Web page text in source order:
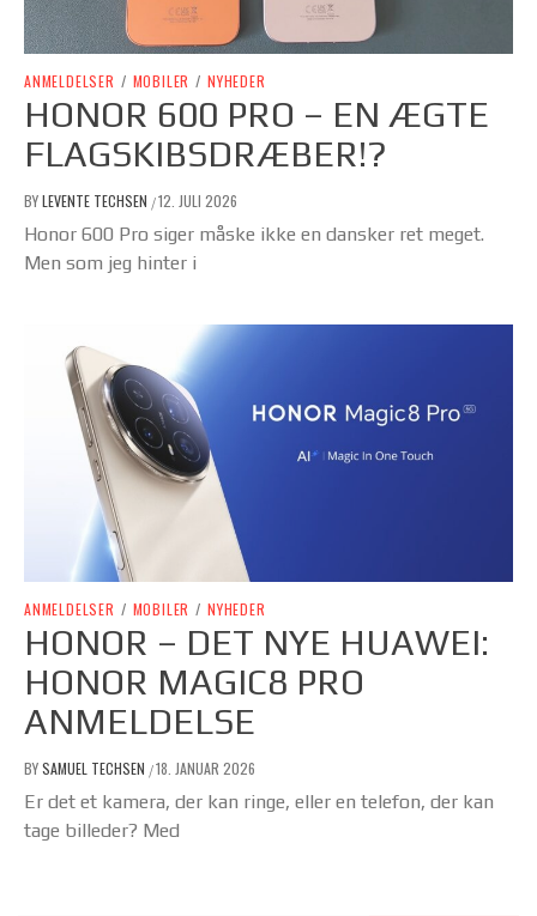
ANMELDELSER / MOBILER / NYHEDER
HONOR 600 PRO – EN ÆGTE
FLAGSKIBSDRÆBER!?
BYLEVENTE TECHSEN /12. JULI 2026
Honor 600 Pro siger måske ikke en dansker ret meget.
Men som jeg hinter i
ANMELDELSER / MOBILER / NYHEDER
HONOR – DET NYE HUAWEI:
HONOR MAGIC8 PRO
ANMELDELSE
BYSAMUEL TECHSEN /18. JANUAR 2026
Er det et kamera, der kan ringe, eller en telefon, der kan
tage billeder? Med